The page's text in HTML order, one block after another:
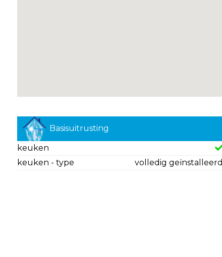
Basisuitrusting
keuken
keuken - type
volledig geïnstalleerd